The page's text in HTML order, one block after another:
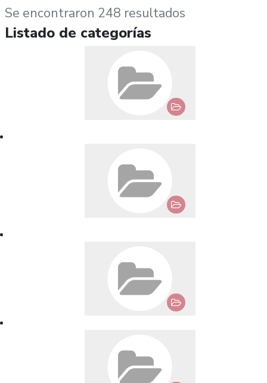
Se encontraron 248 resultados
Listado de categorías